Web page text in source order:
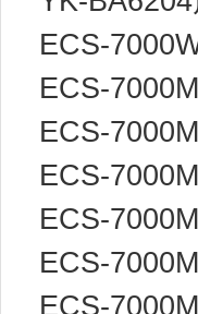
ECS-
ECS-
ECS-
ECS-
ECS-
ECS-
ECS-